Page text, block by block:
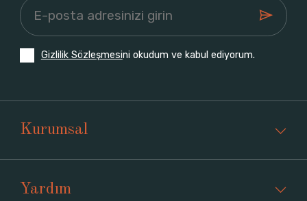
Gizlilik Sözleşmesini okudum ve kabul ediyorum.
Kurumsal
Yardım